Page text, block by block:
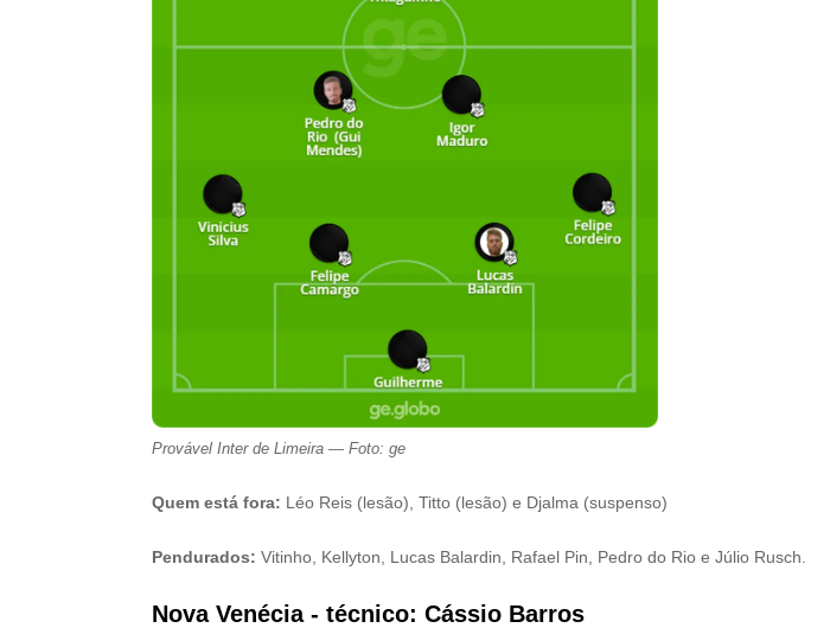
Provável Inter de Limeira — Foto: ge
Quem está fora: Léo Reis (lesão), Titto (lesão) e Djalma (suspenso)
Pendurados: Vitinho, Kellyton, Lucas Balardin, Rafael Pin, Pedro do Rio e Júlio Rusch.
Nova Venécia - técnico: Cássio Barros